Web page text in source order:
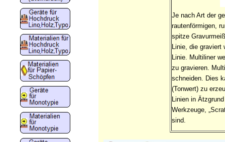
Je nach Art der
rautenförmigen,
spitze
Linie, die graviert
Linie. Multiliner
zu gravieren.
schneiden. Dies
(Tonwert) zu
Linien in
Werkzeuge,
sind.